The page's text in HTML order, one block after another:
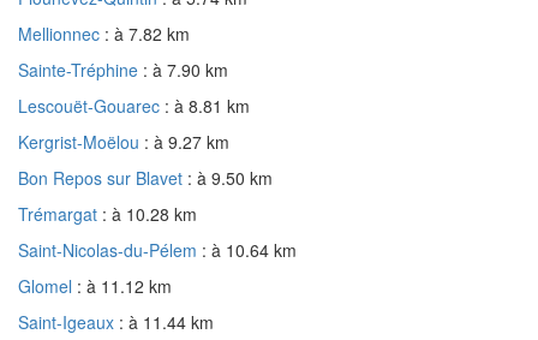
Mellionnec : à 7.82 km
Sainte-Tréphine : à 7.90 km
Lescouët-Gouarec : à 8.81 km
Kergrist-Moëlou : à 9.27 km
Bon Repos sur Blavet : à 9.50 km
Trémargat : à 10.28 km
Saint-Nicolas-du-Pélem : à 10.64 km
Glomel : à 11.12 km
Saint-Igeaux : à 11.44 km